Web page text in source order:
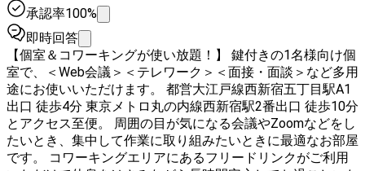
承認率100%
即時回答
【個室＆コワーキングが使い放題！】 鍵付きの1名様向け個
室で、＜Web会議＞＜テレワーク＞＜面接・面談＞など多用
途にお使いいただけます。 都営大江戸線西新宿五丁目駅A1
出口 徒歩4分 東京メトロ丸の内線西新宿駅2番出口 徒歩10分
とアクセス至便。 周囲の目が気になる会議やZoomなどをし
たいとき、集中して作業に取り組みたいときに最適なお部屋
です。 コワーキングエリアにあるフリードリンクがご利用